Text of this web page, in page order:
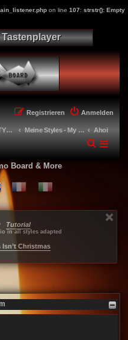
on line 107: strstr(): Empty
Anmelden
Registrieren
MY PHPBB 3.3.X STYLES Meine Styles - My style creations Ahoi
Board & More
Tutorial
in all styles adapted
Christmas